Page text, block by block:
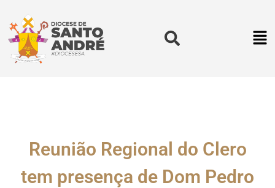
Reunião Regional do Clero
tem presença de Dom Pedro